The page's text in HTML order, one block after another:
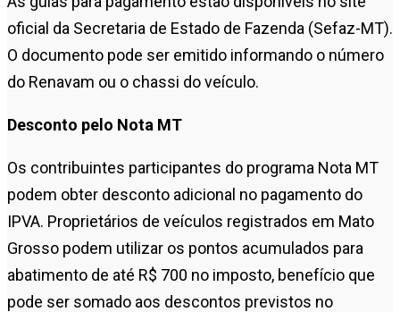
oficial da Secretaria de Estado de Fazenda (Sefaz-MT).
O documento pode ser emitido informando o número
do Renavam ou o chassi do veículo.
Desconto pelo Nota MT
Os contribuintes participantes do programa Nota MT
podem obter desconto adicional no pagamento do
IPVA. Proprietários de veículos registrados em Mato
Grosso podem utilizar os pontos acumulados para
abatimento de até R$ 700 no imposto, benefício que
pode ser somado aos descontos previstos no